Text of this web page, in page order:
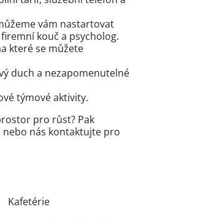
vám nastartovat
kouč a psycholog.
které se můžete
duch a nezapomenutelné
týmové aktivity.
pro růst? Pak
nebo nás kontaktujte pro
Kafetérie